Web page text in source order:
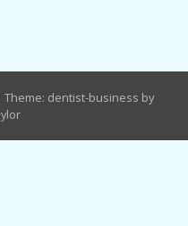
Theme: dentist-business by